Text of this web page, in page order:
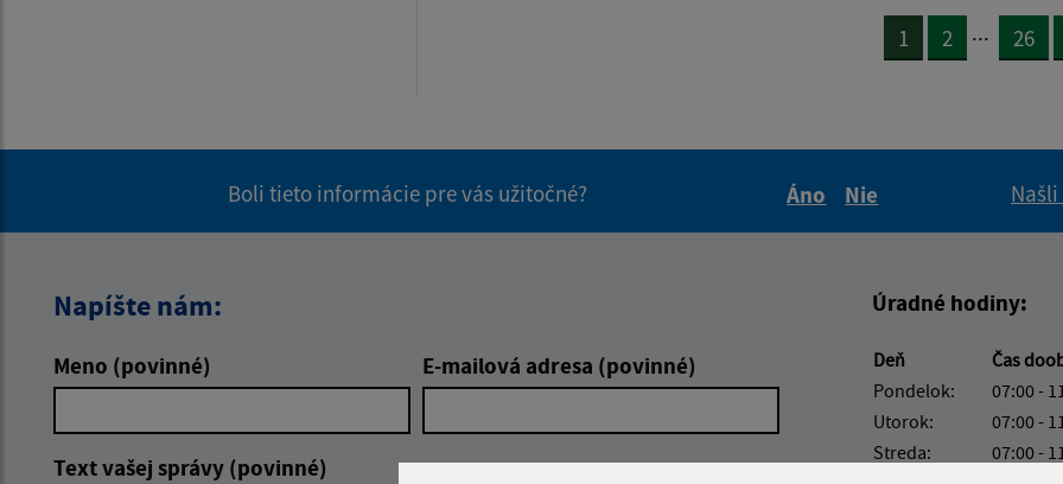
1 2 ... 26
Boli tieto informácie pre vás užitočné?
Áno
Nie
Napíšte nám:
Meno (povinné) E-mailová adresa (povinné)
Text vašej správy (povinné)
Úradné hodiny:
Deň
Čas
Pondelok:
07:00 -
Utorok:
07:00 -
Streda:
07:00 -